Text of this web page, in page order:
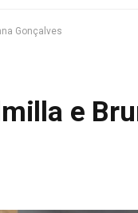
Gonçalves
e